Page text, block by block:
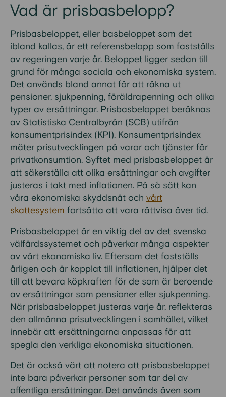
Vad är prisbasbelopp?
Prisbasbeloppet, eller basbeloppet som det
ibland kallas, är ett referensbelopp som fastställs
av regeringen varje år. Beloppet ligger sedan till
grund för många sociala och ekonomiska system.
Det används bland annat för att räkna ut
pensioner, sjukpenning, föräldrapenning och olika
typer av ersättningar. Prisbasbeloppet beräknas
av Statistiska Centralbyrån (SCB) utifrån
konsumentprisindex (KPI). Konsumentprisindex
mäter prisutvecklingen på varor och tjänster för
privatkonsumtion. Syftet med prisbasbeloppet är
att säkerställa att olika ersättningar och avgifter
justeras i takt med inflationen. På så sätt kan
våra ekonomiska skyddsnät och vårt
skattesystem fortsätta att vara rättvisa över tid.
Prisbasbeloppet är en viktig del av det svenska
välfärdssystemet och påverkar många aspekter
av vårt ekonomiska liv. Eftersom det fastställs
årligen och är kopplat till inflationen, hjälper det
till att bevara köpkraften för de som är beroende
av ersättningar som pensioner eller sjukpenning.
När prisbasbeloppet justeras varje år, reflekteras
den allmänna prisutvecklingen i samhället, vilket
innebär att ersättningarna anpassas för att
spegla den verkliga ekonomiska situationen.
Det är också värt att notera att prisbasbeloppet
inte bara påverkar personer som tar del av
offentliga ersättningar. Det används även som